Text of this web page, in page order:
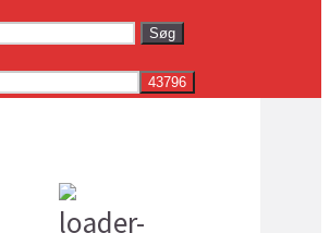
Søg